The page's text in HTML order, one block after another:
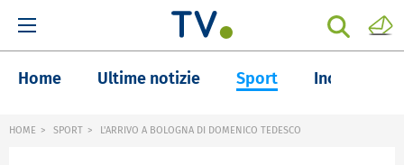
Home Ultime notizie Sport Inchieste
HOME SPORT L'ARRIVO A BOLOGNA DI DOMENICO TEDESCO